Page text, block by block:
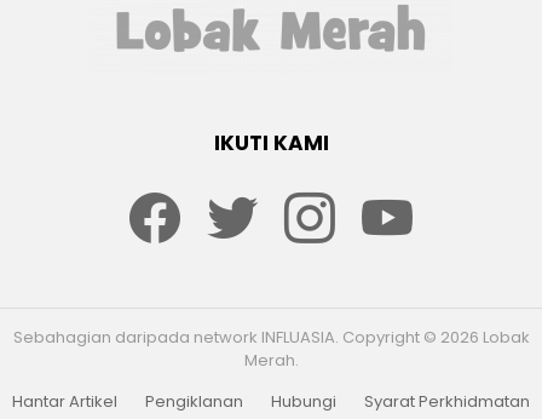
IKUTI KAMI
Sebahagian daripada network INFLUASIA. Copyright © 2026 Lobak
Merah.
Hantar Artikel
Pengiklanan Hubungi
Syarat Perkhidmatan